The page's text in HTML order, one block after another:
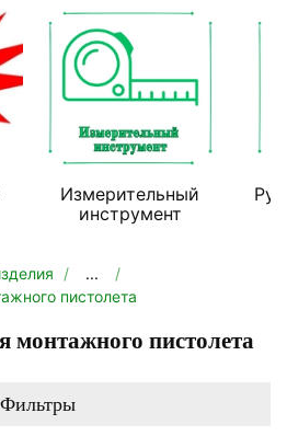
Измерительный
инструмент
...
пистолета
монтажного пистолета
Фильтры